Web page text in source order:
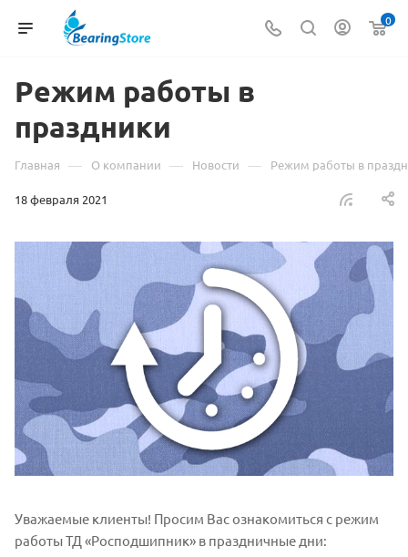
0
Режим работы в
праздники
Главная — О компании — Новости — Режим работы в
18 февраля 2021
Уважаемые клиенты! Просим Вас ознакомиться с режим
работы ТД «Росподшипник» в праздничные дни: